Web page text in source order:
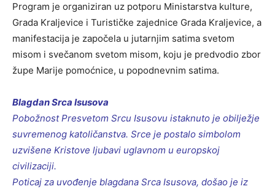
Program je organiziran uz potporu Ministarstva kulture,
Grada Kraljevice i Turističke zajednice Grada Kraljevice, a
manifestacija je započela u jutarnjim satima svetom
misom i svečanom svetom misom, koju je predvodio zbor
župe Marije pomoćnice, u popodnevnim satima.
Blagdan Srca Isusova
Pobožnost Presvetom Srcu Isusovu istaknuto je obilježje
suvremenog katoličanstva. Srce je postalo simbolom
uzvišene Kristove ljubavi uglavnom u europskoj
civilizaciji.
Poticaj za uvođenje blagdana Srca Isusova, došao je iz